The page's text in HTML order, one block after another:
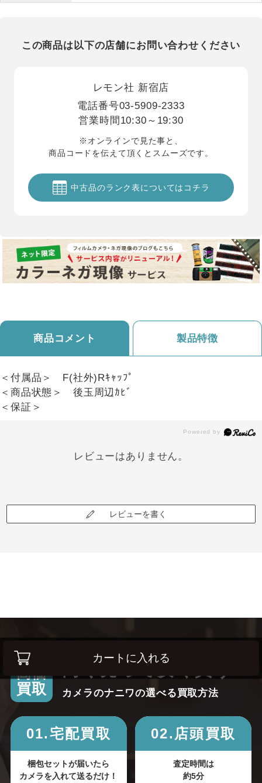
カートに入れる
この商品は以下の店舗にお問い合わせください
レモン社 新宿店
電話番号03-5909-2333
営業時間 10:30～19:30
※オンラインで見た事と、
商品コードを伝えて頂くとスムーズです。
中古品のランク表についてはコチラ
商品コメント 製品特徴
＜付属品＞ F(社外)Rｷｬｯﾌﾟ
＜商品状態＞ 後玉周辺ｶﾋﾞ
＜保証＞
レビューはありません。
レビューを書く
高価
買取
高く売って安く買う！
カメラのナニワの選べる買取方法
01.宅配買取
梱包セットが届いたら
カメラを入れて送るだけ！
02.店頭買取
査定時間は
約5分